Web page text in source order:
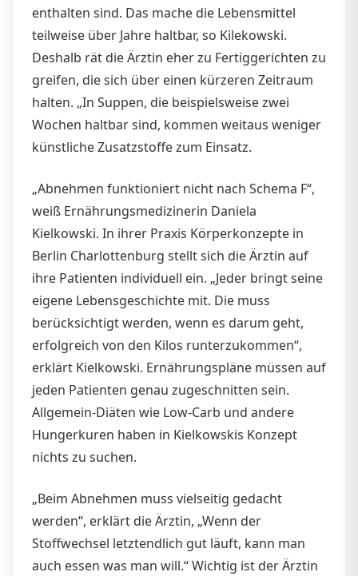
enthalten sind. Das mache die Lebensmittel
teilweise über Jahre haltbar, so Kilekowski.
Deshalb rät die Ärztin eher zu Fertiggerichten zu
greifen, die sich über einen kürzeren Zeitraum
halten. „In Suppen, die beispielsweise zwei
Wochen haltbar sind, kommen weitaus weniger
künstliche Zusatzstoffe zum Einsatz.
„Abnehmen funktioniert nicht nach Schema F“,
weiß Ernährungsmedizinerin Daniela
Kielkowski. In ihrer Praxis Körperkonzepte in
Berlin Charlottenburg stellt sich die Ärztin auf
ihre Patienten individuell ein. „Jeder bringt seine
eigene Lebensgeschichte mit. Die muss
berücksichtigt werden, wenn es darum geht,
erfolgreich von den Kilos runterzukommen“,
erklärt Kielkowski. Ernährungspläne müssen auf
jeden Patienten genau zugeschnitten sein.
Allgemein-Diäten wie Low-Carb und andere
Hungerkuren haben in Kielkowskis Konzept
nichts zu suchen.
„Beim Abnehmen muss vielseitig gedacht
werden“, erklärt die Ärztin, „Wenn der
Stoffwechsel letztendlich gut läuft, kann man
auch essen was man will.“ Wichtig ist der Ärztin